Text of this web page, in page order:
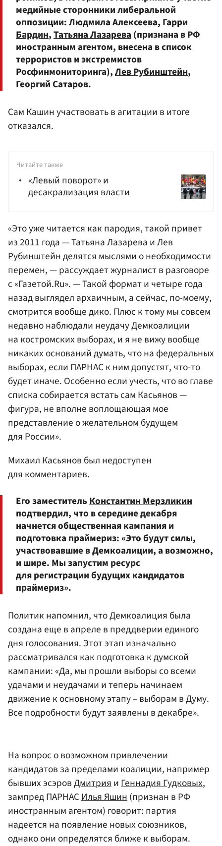
медийные сторонники либеральной
оппозиции:Людмила Алексеева,Гарри
Бардин,Татьяна Лазарева(признана в РФ
иностранным агентом, внесена в список
террористов и экстремистов
Росфинмониторинга),Лев Рубинштейн,
Георгий Сатаров.
Сам Кашин участвовать в агитации в итоге
отказался.
Читайте также
«Левый поворот» и
десакрализация власти
«Это уже читается как пародия, такой привет
из 2011 года — Татьяна Лазарева и Лев
Рубинштейн делятся мыслями о необходимости
перемен, — рассуждает журналист в разговоре
с «Газетой.Ru». — Такой формат и четыре года
назад выглядел архаичным, а сейчас, по-моему,
смотрится вообще дико. Плюс к тому мы совсем
недавно наблюдали неудачу Демкоалиции
на костромских выборах, и я не вижу вообще
никаких оснований думать, что на федеральных
выборах, если ПАРНАС к ним допустят, что-то
будет иначе. Особенно если учесть, что во главе
списка собирается встать сам Касьянов —
фигура, не вполне воплощающая мое
представление о желательном будущем
для России».
Михаил Касьянов был недоступен
для комментариев.
Его заместительКонстантин Мерзликин
подтвердил, что в середине декабря
начнется общественная кампания и
подготовка праймериз: «Это будут силы,
участвовавшие в Демкоалиции, а возможно,
и шире. Мы запустим ресурс
для регистрации будущих кандидатов
праймериз».
Политик напомнил, что Демкоалиция была
создана еще в апреле в преддверии единого
дня голосования. Этот этап изначально
рассматривался как подготовка к думской
кампании: «Да, мы прошли выборы со всеми
удачами и неудачами и теперь начинаем
движение к основному этапу – выборам в Думу.
Все подробности будут заявлены в декабре».
На вопрос о возможном привлечении
кандидатов за пределами коалиции, например
бывших эсэровДмитрияиГеннадия Гудковых,
зампред ПАРНАСИлья Яшин(признан в РФ
иностранным агентом) говорит: партия
надеется на появление новых союзников,
однако они определятся ближе к выборам.